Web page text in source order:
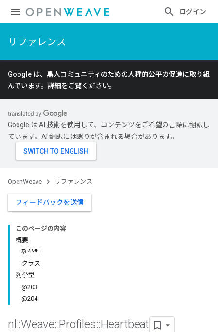
ログイン
リファレンス
Google は、黒人コミュニティのための人種的公平の促進に取り組
んでいます。 詳細をご覧ください。
Google は AI 技術を使用して、コンテンツをご希望の言語に翻訳し
ています。AI 翻訳には誤りが含まれる場合があります。
OpenWeave リファレンス
フィードバックを送信
このページの内容
概要
列挙型
クラス
列挙型
@203
@204
nl ::Weave::Profiles::Heartbeat